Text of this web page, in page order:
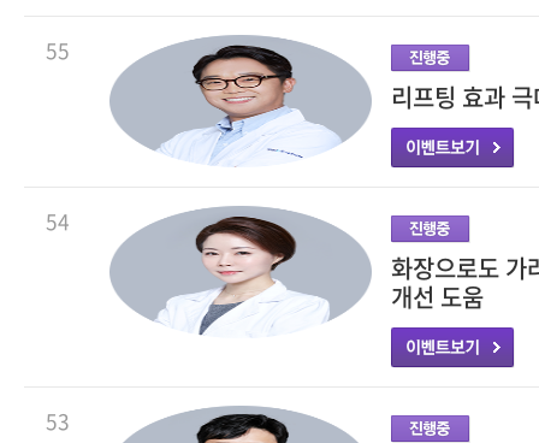
55
리프팅 효과
54
화장으로도 가
개선 도움
53